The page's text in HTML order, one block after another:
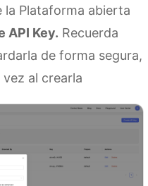
la Plataforma abierta
API Key. Recuerda
de forma segura,
al crearla